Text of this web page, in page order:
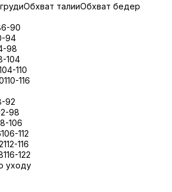
Обхват талииОбхват бедер
90
94
98
104
110
110-116
92
98
106
106-112
112-116
116-122
уходу